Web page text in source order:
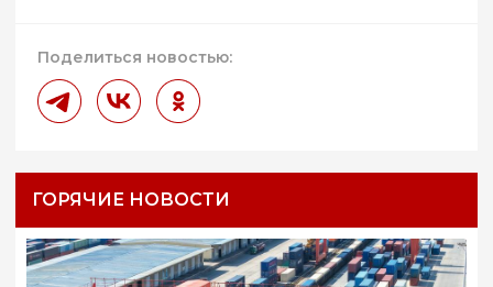
Поделиться новостью:
ГОРЯЧИЕ НОВОСТИ